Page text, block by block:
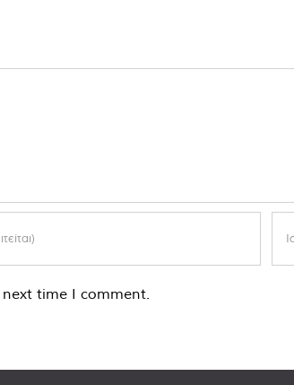
time I comment.